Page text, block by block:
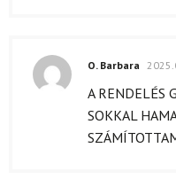
O. Barbara
A RENDELÉS
SOKKAL